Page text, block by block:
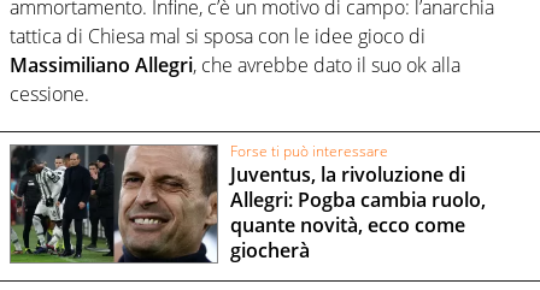
ammortamento. Infine, c’è un motivo di campo: l’anarchia
tattica di Chiesa mal si sposa con le idee gioco di
Massimiliano Allegri, che avrebbe dato il suo ok alla
cessione.
Forse ti può interessare
Juventus, la rivoluzione di
Allegri: Pogba cambia ruolo,
quante novità, ecco come
giocherà